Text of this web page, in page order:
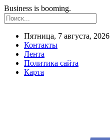
Business is booming.
Пятница, 7 августа, 2026
Контакты
Лента
Политика сайта
Карта